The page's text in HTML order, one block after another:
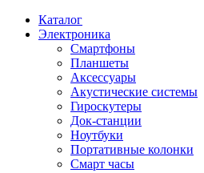
Каталог
Электроника
Смартфоны
Планшеты
Аксессуары
Акустические системы
Гироскутеры
Док-станции
Ноутбуки
Портативные колонки
Смарт часы